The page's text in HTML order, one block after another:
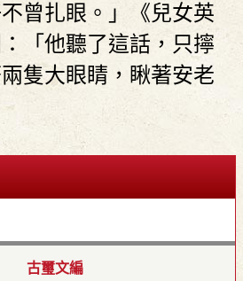
曾扎眼。」《兒女英
「他聽了這話，只擰
隻大眼睛，瞅著安老
古璽文編